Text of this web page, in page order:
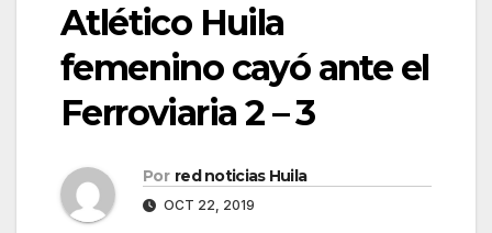
Atlético Huila
femenino cayó ante el
Ferroviaria 2 – 3
Por red noticias Huila
OCT 22, 2019